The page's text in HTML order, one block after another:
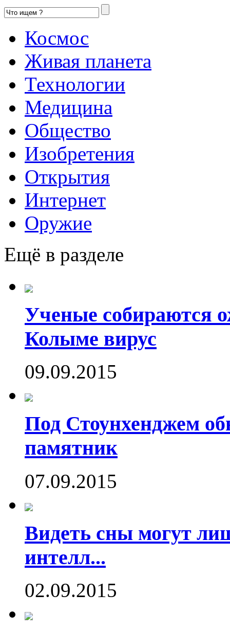
Космос
Живая планета
Технологии
Медицина
Общество
Изобретения
Открытия
Интернет
Оружие
Ещё в разделе
Ученые собираются
Колыме вирус
09.09.2015
Под Стоунхенджем
памятник
07.09.2015
Видеть сны могут
интелл...
02.09.2015